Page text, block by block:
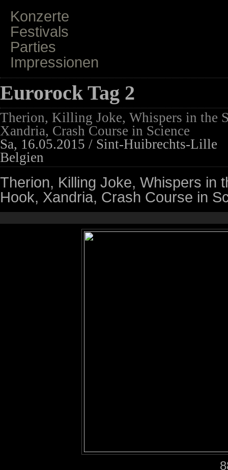
Konzerte
Festivals
Parties
Impressionen
Eurorock Tag 2
Therion, Killing Joke, Whispers in the
Xandria, Crash Course in Science
Sa, 16.05.2015 / Sint-Huibrechts-Lille
Belgien
Therion, Killing Joke, Whispers in
Hook, Xandria, Crash Course in